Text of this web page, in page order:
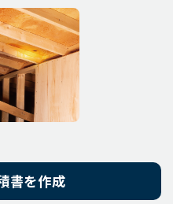
書を作成